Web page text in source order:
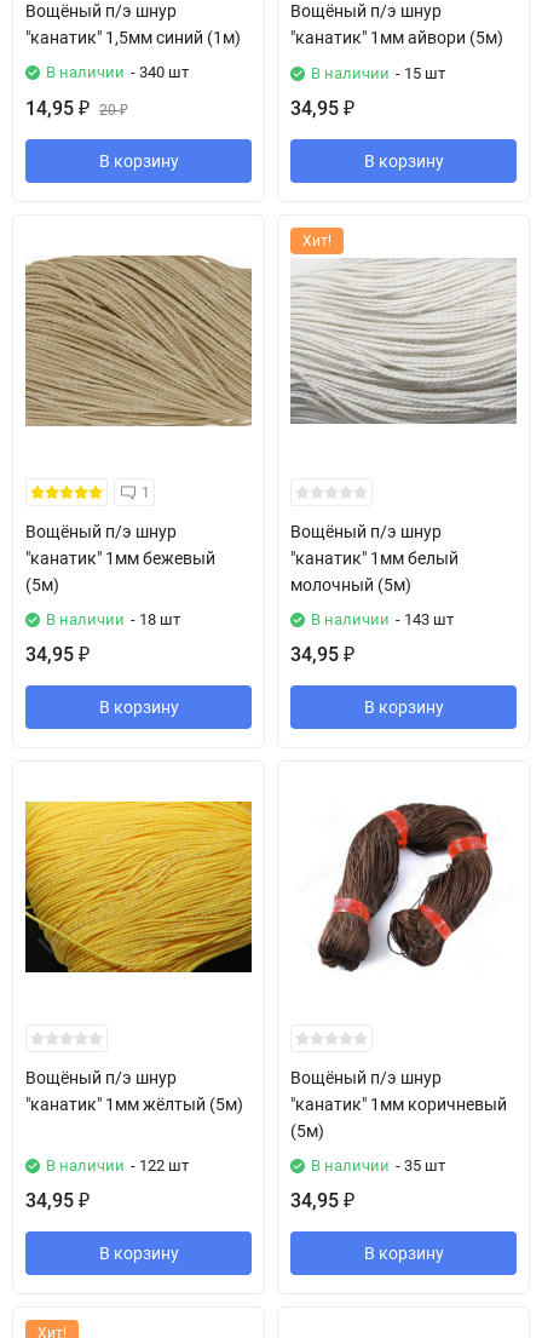
Вощёный п/э шнур
"канатик" 1,5мм синий (1м)
В наличии - 340 шт
14,95 ₽ 20₽
В корзину
Вощёный п/э шнур
"канатик" 1мм айвори (5м)
В наличии - 15 шт
34,95 ₽
В корзину
1
Вощёный п/э шнур
"канатик" 1мм бежевый
(5м)
В наличии - 18 шт
34,95 ₽
В корзину
Хит!
Вощёный п/э шнур
"канатик" 1мм белый
молочный (5м)
В наличии - 143 шт
34,95 ₽
В корзину
Вощёный п/э шнур
"канатик" 1мм жёлтый (5м)
В наличии - 122 шт
34,95 ₽
В корзину
Вощёный п/э шнур
"канатик" 1мм коричневый
(5м)
В наличии - 35 шт
34,95 ₽
В корзину
Хит!